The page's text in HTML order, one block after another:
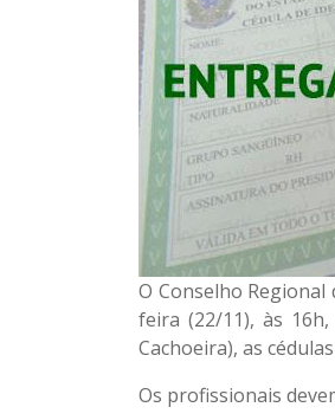
O Conselho
feira (22/11), às 16h,
Cachoeira), as
Os profissionais